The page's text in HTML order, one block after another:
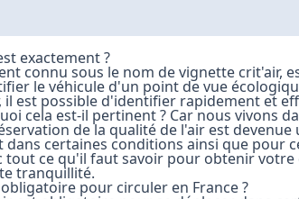
exactement ?
connu sous le nom de vignette crit'air,
le véhicule d'un point de vue
est possible d'identifier rapidement et
cela est-il pertinent ? Car nous vivons
de la qualité de l'air est devenue
certaines conditions ainsi que pour
ce qu'il faut savoir pour obtenir
tranquillité.
pour circuler en France ?